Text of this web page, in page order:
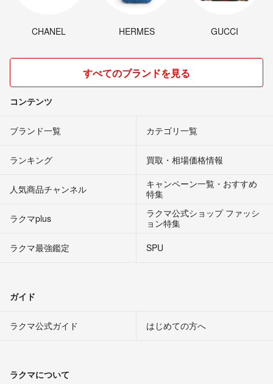
CHANEL HERMES GUCCI
すべてのブランドを見る
コンテンツ
ブランド一覧 カテゴリ一覧
ランキング 買取・相場価格情報
人気商品チャンネル
キャンペーン一覧・おすすめ
特集
ラクマplus
ラクマ公式ショップ ファッシ
ョン特集
ラクマ最強鑑定
SPU
ガイド
ラクマ公式ガイド はじめての方へ
ラクマについて